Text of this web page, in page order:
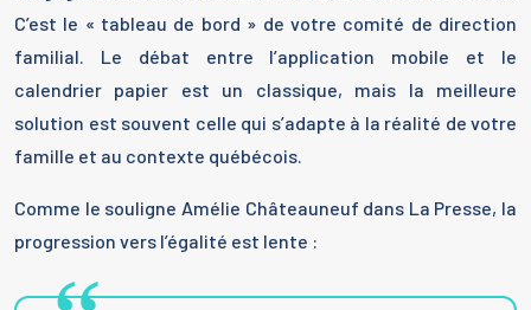
C’est le « tableau de bord » de votre comité de direction
familial. Le débat entre l’application mobile et le
calendrier papier est un classique, mais la meilleure
solution est souvent celle qui s’adapte à la réalité de votre
famille et au contexte québécois.
Comme le souligne Amélie Châteauneuf dans La Presse, la
progression vers l’égalité est lente :